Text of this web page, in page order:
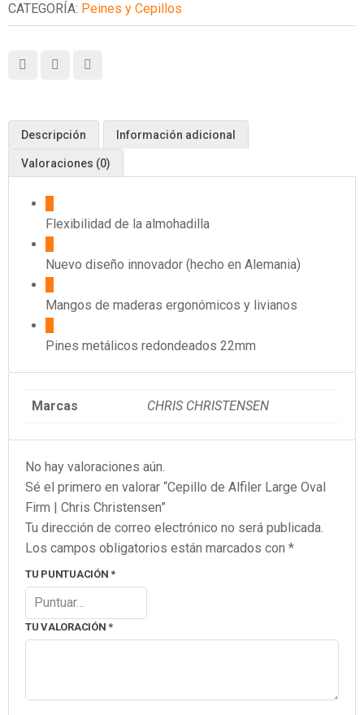
CATEGORÍA: Peines y Cepillos
Descripción Información adicional
Valoraciones (0)
Flexibilidad de la almohadilla
Nuevo diseño innovador (hecho en Alemania)
Mangos de maderas ergonómicos y livianos
Pines metálicos redondeados 22mm
Marcas CHRIS CHRISTENSEN
No hay valoraciones aún.
Sé el primero en valorar “Cepillo de Alfiler Large Oval
Firm | Chris Christensen”
Tu dirección de correo electrónico no será publicada.
Los campos obligatorios están marcados con *
TU PUNTUACIÓN*
TU VALORACIÓN*